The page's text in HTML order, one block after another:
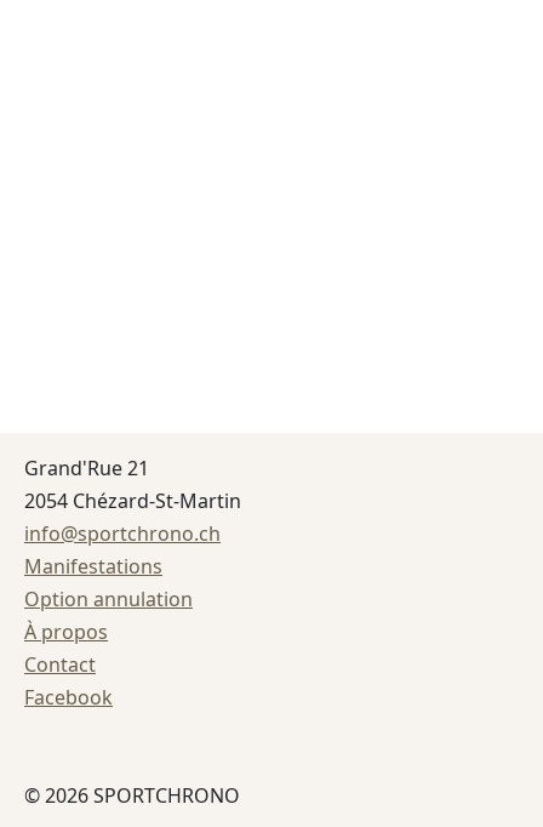
Grand'Rue 21
2054 Chézard-St-Martin
info@sportchrono.ch
Manifestations
Option annulation
À propos
Contact
Facebook
© 2026 SPORTCHRONO